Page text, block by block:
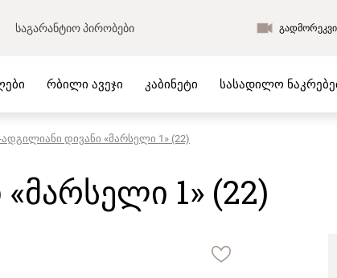
საგარანტიო პირობები
ავეჯი
საწოლები და მატრასები
ბალიშები
გადასაფარებელი
რბილი საწოლები
რბილი ავეჯი კაბინეტი სასადილო
ადგილიანი დივანი «მარსელი 1» (22)
1» (22)